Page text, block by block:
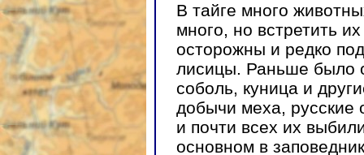
В тайге много
много, но встретить
осторожны и редко
лисицы. Раньше было
соболь, куница и
добычи меха,
и почти всех их
основном в